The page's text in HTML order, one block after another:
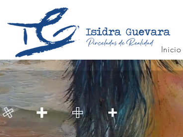
Inicio